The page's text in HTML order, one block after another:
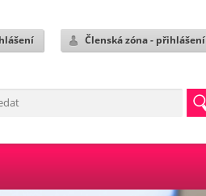
Členská zóna - přihlášení